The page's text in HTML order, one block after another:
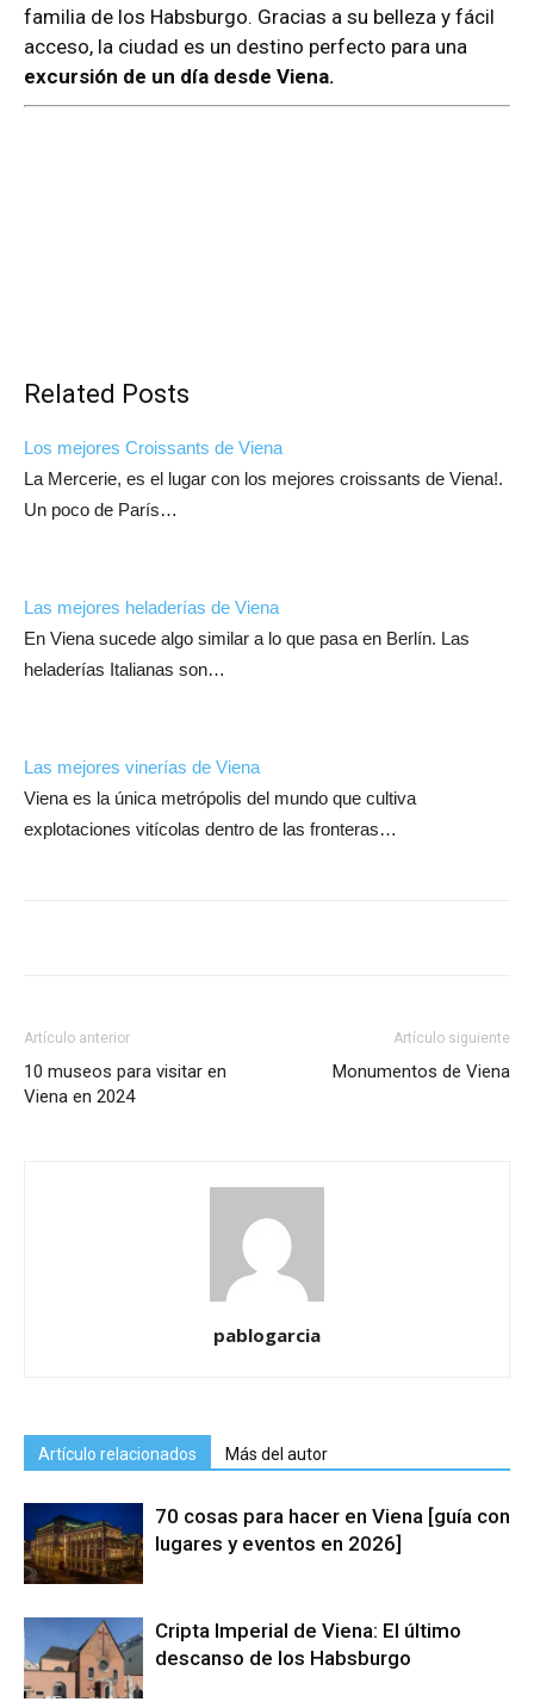
familia de los Habsburgo. Gracias a su belleza y fácil
acceso, la ciudad es un destino perfecto para una
excursión de un día desde Viena.
Related Posts
Los mejores Croissants de Viena
La Mercerie, es el lugar con los mejores croissants de Viena!.
Un poco de París…
Las mejores heladerías de Viena
En Viena sucede algo similar a lo que pasa en Berlín. Las
heladerías Italianas son…
Las mejores vinerías de Viena
Viena es la única metrópolis del mundo que cultiva
explotaciones vitícolas dentro de las fronteras…
Artículo anterior
10 museos para visitar en
Viena en 2024
Artículo siguiente
Monumentos de Viena
pablogarcia
Artículo relacionados Más del autor
70 cosas para hacer en Viena [guía con
lugares y eventos en 2026]
Cripta Imperial de Viena: El último
descanso de los Habsburgo